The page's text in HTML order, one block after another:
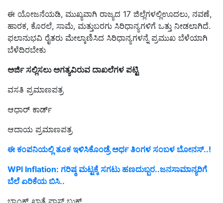
ಈ ಯೋಜನೆಯಡಿ, ಮುಖ್ಯವಾಗಿ ರಾಜ್ಯದ 17 ಜಿಲ್ಲೆಗಳಲ್ಲಿಊದಲು, ನವಣೆ,
ಹಾರಕ, ಕೊರಲೆ, ಸಾಮೆ, ಮತ್ತುಬರಗು ಸಿರಿಧಾನ್ಯಗಳಿಗೆ ಒತ್ತು ನೀಡಲಾಗಿದೆ.
ಫಲಾನುಭವಿ ರೈತರು ಮೇಲ್ಕಾಣಿಸಿದ ಸಿರಿಧಾನ್ಯಗಳನ್ನೆ ಪ್ರಮುಖ ಬೆಳೆಯಾಗಿ
ಬೆಳೆದಿರಬೇಕು
ಅರ್ಜಿಸಲ್ಲಿಸಲುಅಗತ್ಯವಿರುವ ದಾಖಲೆಗಳ ಪಟ್ಟಿ
ವಸತಿ ಪ್ರಮಾಣಪತ್ರ
ಆಧಾರ್ ಕಾರ್ಡ್
ಆದಾಯ ಪ್ರಮಾಣಪತ್ರ
ಈ ಕಂಪನಿಯಲ್ಲಿ ತೂಕ ಇಳಿಸಿಕೊಂಡ್ರೆ ಅರ್ಧ ತಿಂಗಳ ಸಂಬಳ ಬೋನಸ್‌..!
WPI Inflation: ಗರಿಷ್ಠ ಮಟ್ಟಕ್ಕೆ ಸಗಟು ಹಣದುಬ್ಬರ..ಜನಸಾಮಾನ್ಯರಿಗೆ
ಬೆಲೆ ಏರಿಕೆಯ ಬಿಸಿ..